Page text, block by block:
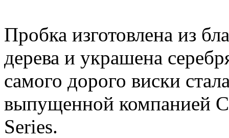
Пробка изготовлена из
дерева и украшена
самого дорого виски
выпущенной компанией
Series.